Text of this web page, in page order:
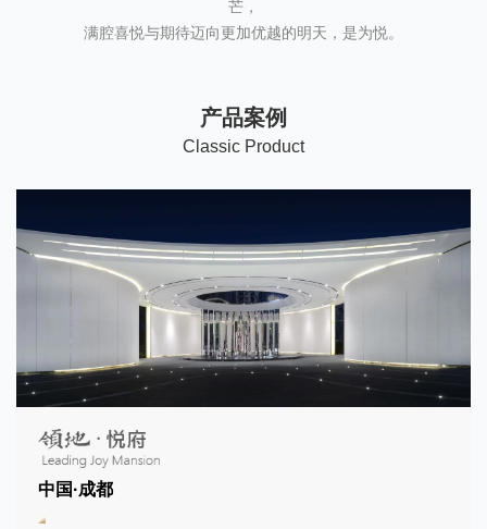
芒，
满腔喜悦与期待迈向更加优越的明天，是为悦。
产品案例
C lassic Product
中国·成都